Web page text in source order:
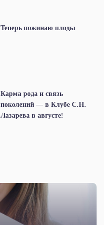
Теперь пожинаю плоды
Карма рода и связь
поколений — в Клубе С.Н.
Лазарева в августе!